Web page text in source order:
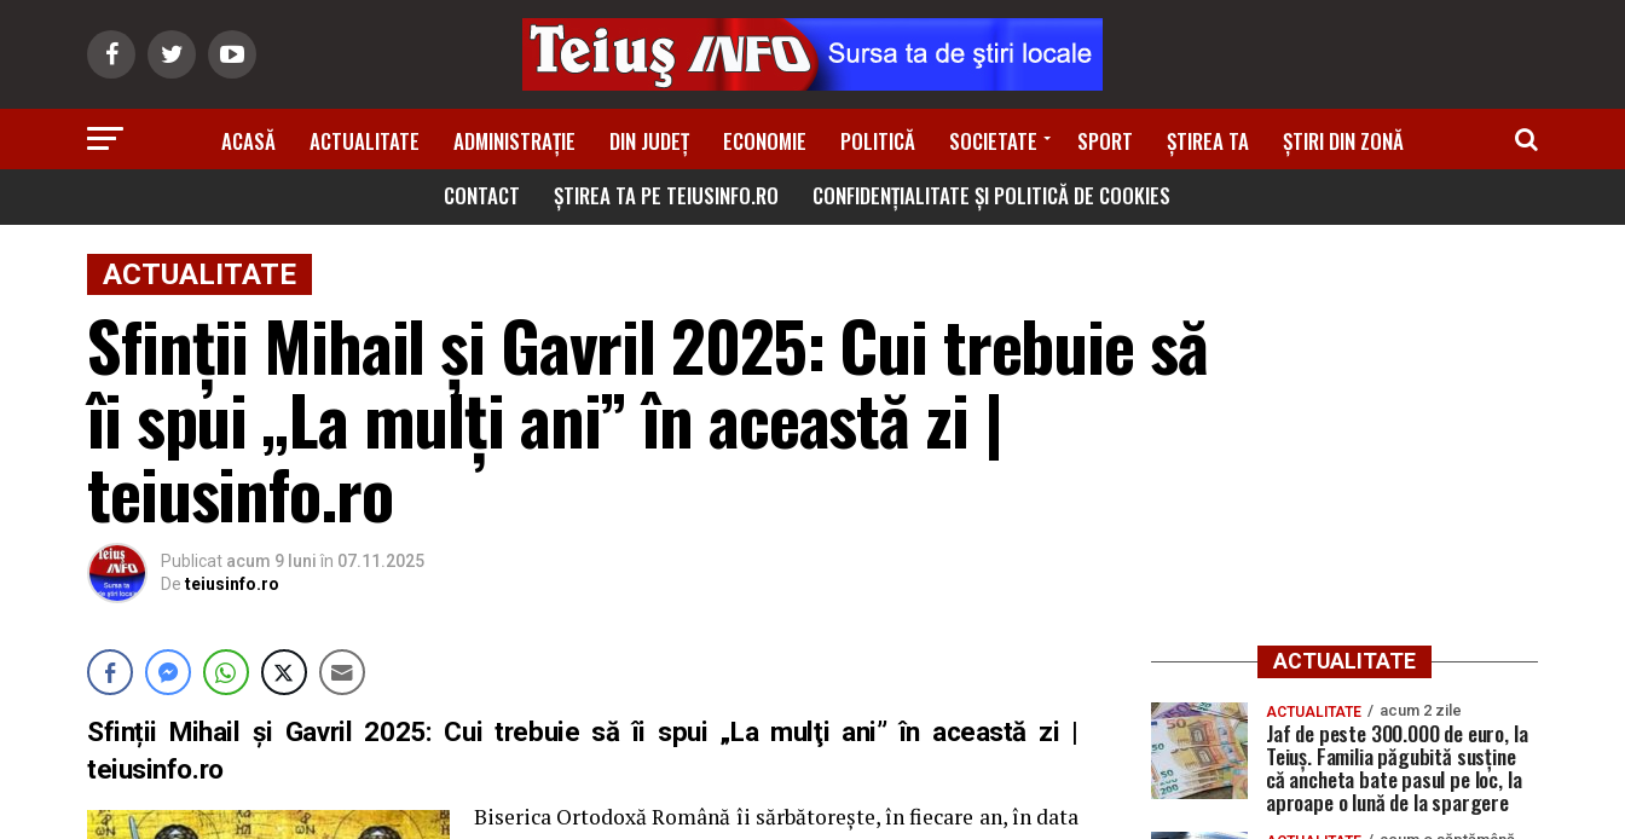
ACASĂ ACTUALITATE ADMINISTRAȚIE DIN JUDEȚ ECONOMIE POLITICĂ SOCIETATE SPORT ȘTIREA TA
ȘTIRI DIN ZONĂ
CONTACT
ȘTIREA TA PE TEIUSINFO.RO CONFIDENȚIALITATE ȘI POLITICĂ DE COOKIES
ACTUALITATE
Sfinții Mihail și Gavril 2025: Cui trebuie să
îi spui „La mulţi ani” în această zi |
teiusinfo.ro
Publicat acum 9 luni în 07.11.2025
De teiusinfo.ro
Sfinții Mihail și Gavril 2025: Cui trebuie să îi spui „La mulţi ani” în această zi |
teiusinfo.ro
Biserica Ortodoxă Română îi sărbătorește, în fiecare an, în data
ACTUALITATE
ACTUALITATE acum 2 zile
Jaf de peste 300.000 de euro, la
Teiuș. Familia păgubită susține
că ancheta bate pasul pe loc, la
aproape o lună de la spargere